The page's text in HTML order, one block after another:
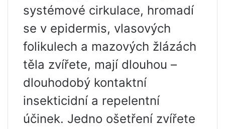
systémové cirkulace, hromadí
se v epidermis, vlasových
folikulech a mazových žlázách
těla zvířete, mají dlouhou –
dlouhodobý kontaktní
insekticidní a repelentní
účinek. Jedno ošetření zvířete